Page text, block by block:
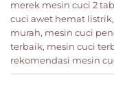
merek mesin cuci 2
cuci awet hemat listrik,
murah, mesin cuci
terbaik, mesin cuci
rekomendasi mesin